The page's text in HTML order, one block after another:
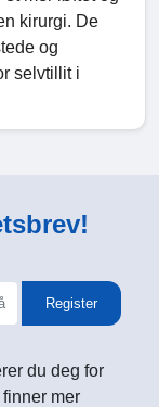
kirurgi. De
og
selvtillit i
Register
du deg for
mer